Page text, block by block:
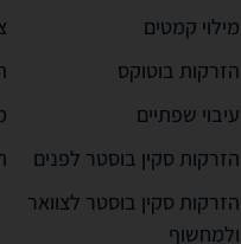
מילוי קמטים
הזרקות בוטוקס
עיבוי שפתיים
הזרקות סקין בוסטר לפנים
הזרקות סקין בוסטר לצוואר
ולמחשוף